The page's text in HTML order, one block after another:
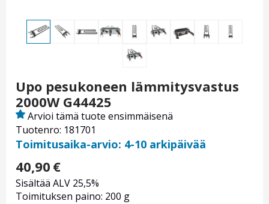
Upo pesukoneen lämmitysvastus
2000W G44425
Tuotenro: 181701
Arvioi tämä tuote ensimmäisenä
Toimitusaika-arvio: 4-10 arkipäivää
40,90 €
Sisältää ALV 25,5%
Toimituksen paino: 200 g